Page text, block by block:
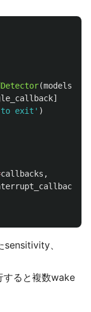
(models
]
to exit ' )
callbacks ,
、
ると複数wake